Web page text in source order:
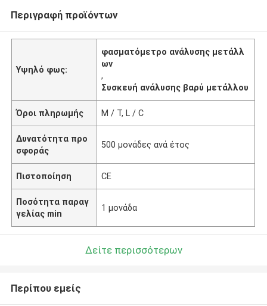
Περιγραφή προϊόντων
Υψηλό φως:
φασματόμετρο ανάλυσης μετάλλ
ων
,
Συσκευή ανάλυσης βαρύ μετάλλου
Όροι πληρωμής Μ / Τ, L / C
Δυνατότητα προ
σφοράς
500 μονάδες ανά έτος
Πιστοποίηση CE
Ποσότητα παραγ
γελίας min
1 μονάδα
Δείτε περισσότερων
Περίπου εμείς